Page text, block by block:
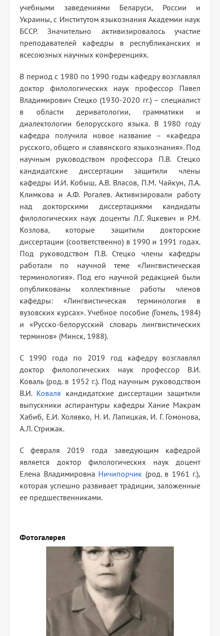
учебными заведениями Беларуси, России и
Украины, с Институтом языкознания Академии наук
БССР. Значительно активизировалось участие
преподавателей кафедры в республиканских и
всесоюзных научных конференциях.
В период с 1980 по 1990 годы кафедру возглавлял
доктор филологических наук профессор Павел
Владимирович Стецко (1930-2020 гг.) – специалист
в области дериватологии, грамматики и
диалектологии белорусского языка. В 1980 году
кафедра получила новое название – «кафедра
русского, общего и славянского языкознания». Под
научным руководством профессора П.В. Стецко
кандидатские диссертации защитили члены
кафедры И.И. Кобыш, А.В. Власов, П.М. Чайкун, Л.А.
Климкова и А.Ф. Рогалев. Активизировали работу
над докторскими диссертациями кандидаты
филологических наук доценты Л.Г. Яцкевич и Р.М.
Козлова, которые защитили докторские
диссертации (соответственно) в 1990 и 1991 годах.
Под руководством П.В. Стецко члены кафедры
работали по научной теме «Лингвистическая
терминология». Под его научной редакцией были
опубликованы коллективные работы членов
кафедры: «Лингвистическая терминология в
вузовских курсах». Учебное пособие (Гомель, 1984)
и «Русско-белорусский словарь лингвистических
терминов» (Минск, 1988).
С 1990 года по 2019 год кафедру возглавлял
доктор филологических наук профессор В.И.
Коваль (род. в 1952 г.). Под научным руководством
В.И. Коваля кандидатские диссертации защитили
выпускники аспирантуры кафедры Хание Макрам
Хабиб, Е.И. Холявко, Н. И. Лапицкая, И. Г. Гомонова,
А.Л. Стрижак.
С февраля 2019 года заведующим кафедрой
является доктор филологических наук доцент
Елена Владимировна Ничипорчик (род. в 1961 г.),
которая успешно развивает традиции, заложенные
ее предшественниками.
Фотогалерея